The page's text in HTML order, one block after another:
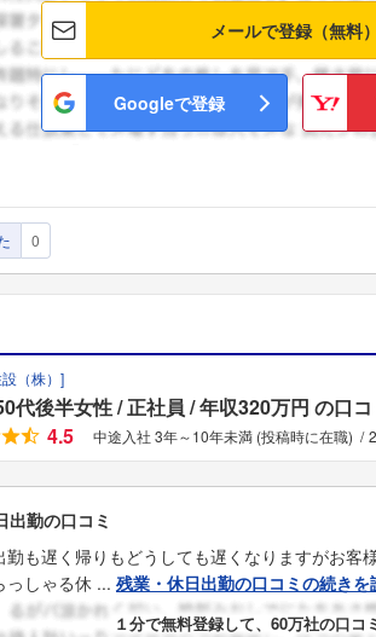
メールで登録（無料）
Googleで登録
0
（株） ]
代後半女性 正社員 年収320万円 の口コ
4.5
中途入社 3年～10年未満 (投稿時に在職)
出勤の口コミ
勤も遅く帰りもどうしても遅くなりますがお客
っしゃる休 ... 残業・休日出勤の口コミの続きを
１分で無料登録して、60万社の口コ